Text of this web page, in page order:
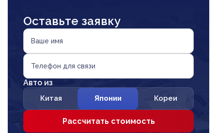
Оставьте заявку
Ваше имя
Телефон для связи
Авто из
Китая Японии Кореи
Рассчитать стоимость